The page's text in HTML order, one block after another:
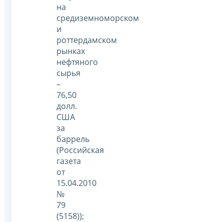
на
средиземноморском
и
роттердамском
рынках
нефтяного
сырья
–
76,50
долл.
США
за
баррель
(Российская
газета
от
15.04.2010
№
79
(5158));